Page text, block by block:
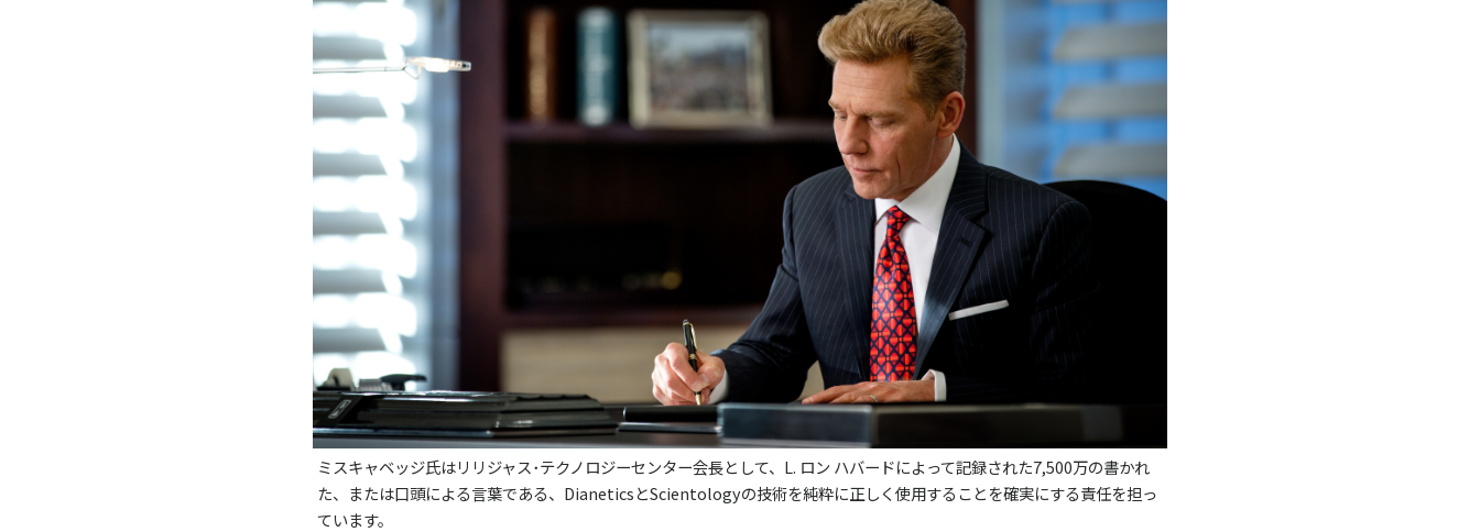
ミスキャベッジ氏はリリジャス･テクノロジーセンター会長として、L. ロン ハバードによって記録された7,500万の書かれ
た、または口頭による言葉である、DianeticsとScientologyの技術を純粋に正しく使用することを確実にする責任を担っ
ています。